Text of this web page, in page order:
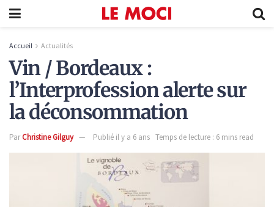
Accueil Actualités
Vin / Bordeaux :
l’Interprofession alerte sur
la déconsommation
ParChristine Gilguy Publié il y a 6 ans Temps de lecture : 6 mins read